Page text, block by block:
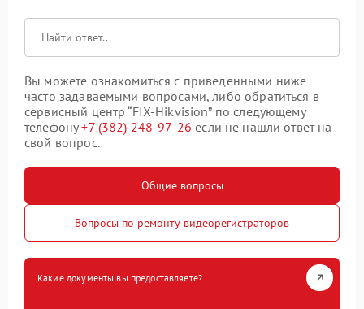
Вы можете ознакомиться с приведенными ниже
часто задаваемыми вопросами, либо обратиться в
сервисный центр “FIX-Hikvision” по следующему
телефону+7 (382) 248-97-26 если не нашли ответ на
свой вопрос.
Общие вопросы
Вопросы по ремонту видеорегистраторов
Какие документы вы предоставляете?